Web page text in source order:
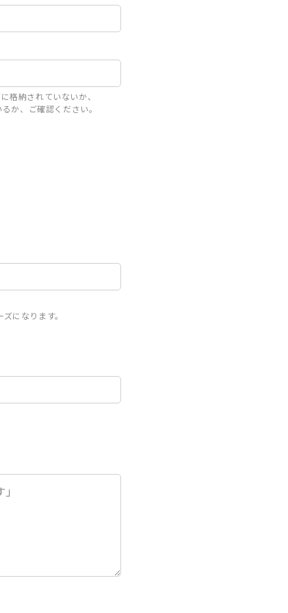
格納されていないか、
か、ご確認ください。
になります。